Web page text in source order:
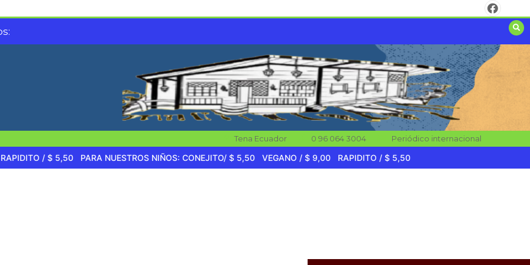
Tena Ecuador ‎0 96 064 3004 Periódico internacional
/ $ 5,50 PARA NUESTROS NIÑOS: CONEJITO/ $ 5,50 VEGANO / $ 9,00 RAPIDITO / $ 5,50
1 min
SANDUCHES
atención